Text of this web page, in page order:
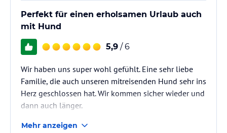
Perfekt für einen erholsamen Urlaub auch
mit Hund
5,9 / 6
Wir haben uns super wohl gefühlt. Eine sehr liebe
Familie, die auch unseren mitreisenden Hund sehr ins
Herz geschlossen hat. Wir kommen sicher wieder und
dann auch länger.
Mehr anzeigen